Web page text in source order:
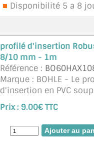
Disponibilité 5 a 8
profilé d'insertion
8/10 mm - 1m
Référence :
Marque : BOHLE - Le
d'insertion en PVC
transparent est utilisé
verre et le Profilé sabot.
d'application: Convient
verre de 8 mm en
Prix : 9.00€ TTC